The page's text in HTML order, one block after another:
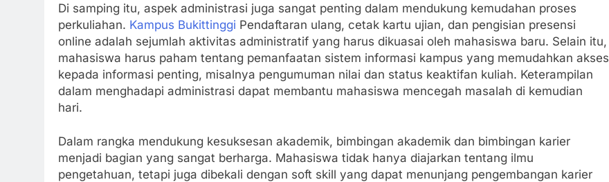
Di samping itu, aspek administrasi juga sangat penting dalam mendukung kemudahan proses
perkuliahan. Kampus Bukittinggi Pendaftaran ulang, cetak kartu ujian, dan pengisian presensi
online adalah sejumlah aktivitas administratif yang harus dikuasai oleh mahasiswa baru. Selain itu,
mahasiswa harus paham tentang pemanfaatan sistem informasi kampus yang memudahkan akses
kepada informasi penting, misalnya pengumuman nilai dan status keaktifan kuliah. Keterampilan
dalam menghadapi administrasi dapat membantu mahasiswa mencegah masalah di kemudian
hari.
Dalam rangka mendukung kesuksesan akademik, bimbingan akademik dan bimbingan karier
menjadi bagian yang sangat berharga. Mahasiswa tidak hanya diajarkan tentang ilmu
pengetahuan, tetapi juga dibekali dengan soft skill yang dapat menunjang pengembangan karier